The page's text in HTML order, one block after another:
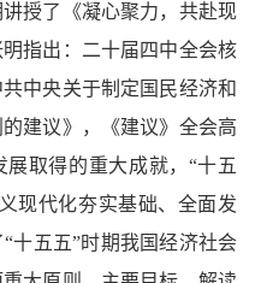
授了《凝心聚力，共赴现
指出：二十届四中全会核
中央关于制定国民经济和
建议》，《建议》全会高
展取得的重大成就，“十五
现代化夯实基础、全面发
十五五”时期我国经济社会